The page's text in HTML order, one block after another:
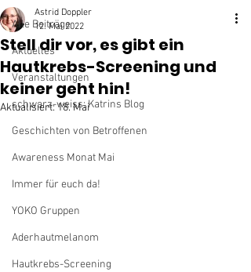
Alle Beiträge
Aktuelles
Veranstaltungen
schwarz-weiss: Katrins Blog
Geschichten von Betroffenen
Awareness Monat Mai
Immer für euch da!
YOKO Gruppen
Aderhautmelanom
Hautkrebs-Screening
Stell dir vor, es gibt ein
Hautkrebs-Screening und
keiner geht hin!
Astrid Doppler
12. Mai 2022
Aktualisiert:18. Mai